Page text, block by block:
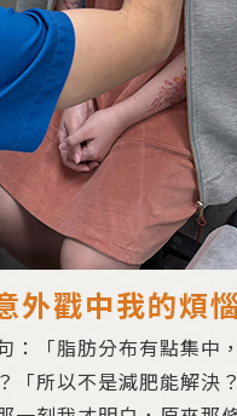
外戳中我的煩惱
：「脂肪分布有點集中
「所以不是減肥能解決